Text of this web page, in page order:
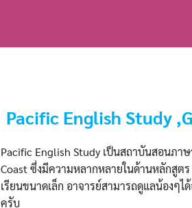
Pacific English Study
Pacific English Study เป็นสถาบันสอนภา
Coast ซึ่งมีความหลากหลายในด้านหลักสูต
เรียนขนาดเล็ก อาจารย์สามารถดูแลน้องๆไ
ครับ